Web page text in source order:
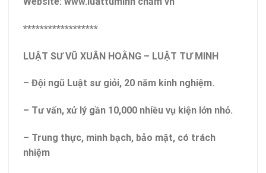
******************
LUẬT SƯ VŨ XUÂN HOẰNG – LUẬT TƯ MINH
– Đội ngũ Luật sư giỏi, 20 năm kinh nghiệm.
– Tư vấn, xử lý gần 10,000 nhiều vụ kiện lớn nhỏ.
– Trung thực, minh bạch, bảo mật, có trách
nhiệm